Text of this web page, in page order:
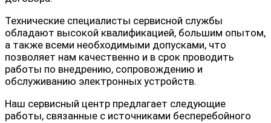
Технические специалисты сервисной службы
обладают высокой квалификацией, большим опытом,
а также всеми необходимыми допусками, что
позволяет нам качественно и в срок проводить
работы по внедрению, сопровождению и
обслуживанию электронных устройств.
Наш сервисный центр предлагает следующие
работы, связанные с источниками бесперебойного